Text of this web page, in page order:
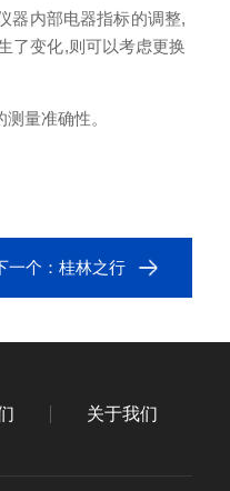
器内部电器指标的调整,
了变化,则可以考虑更换
量准确性。
一个：桂林之行
关于我们